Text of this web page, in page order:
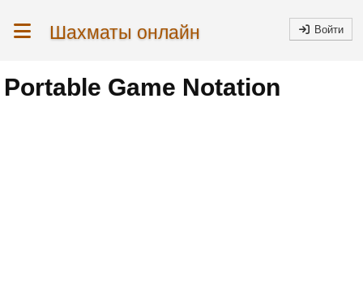
Шахматы онлайн Войти
Portable Game Notation